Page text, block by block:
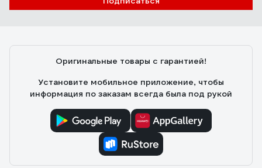
Оригинальные товары с гарантией!
Установите мобильное приложение, чтобы
информация по заказам всегда была под рукой